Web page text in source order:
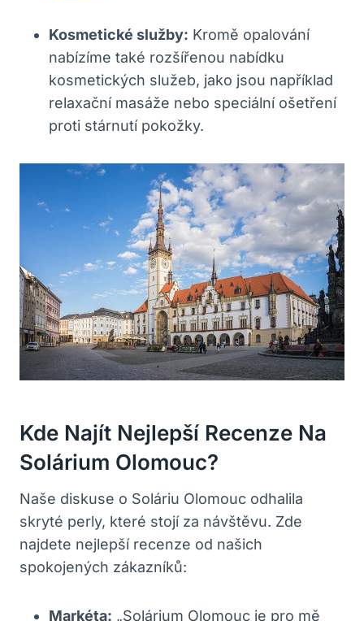
Kosmetické služby: Kromě opalování
nabízíme také rozšířenou nabídku
kosmetických služeb, jako jsou například
relaxační masáže nebo speciální ošetření
proti stárnutí pokožky.
Kde Najít Nejlepší Recenze Na
Solárium Olomouc?
Naše diskuse o Soláriu Olomouc odhalila
skryté perly, které stojí za návštěvu. Zde
najdete nejlepší recenze od našich
spokojených zákazníků:
Markéta: „Solárium Olomouc je pro mě